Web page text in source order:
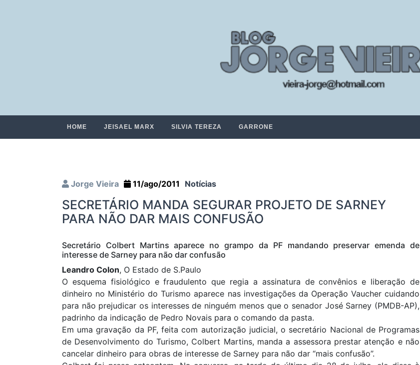
HOME JEISAEL MARX SILVIA TEREZA GARRONE
Jorge Vieira 11/ago/2011 Notícias
SECRETÁRIO MANDA SEGURAR PROJETO DE SARNEY
PARA NÃO DAR MAIS CONFUSÃO
Secretário Colbert Martins aparece no grampo da PF mandando preservar emenda de
interesse de Sarney para não dar confusão
Leandro Colon, O Estado de S.Paulo
O esquema fisiológico e fraudulento que regia a assinatura de convênios e liberação de
dinheiro no Ministério do Turismo aparece nas investigações da Operação Vaucher cuidando
para não prejudicar os interesses de ninguém menos que o senador José Sarney (PMDB-AP),
padrinho da indicação de Pedro Novais para o comando da pasta.
Em uma gravação da PF, feita com autorização judicial, o secretário Nacional de Programas
de Desenvolvimento do Turismo, Colbert Martins, manda a assessora prestar atenção e não
cancelar dinheiro para obras de interesse de Sarney para não dar “mais confusão”.